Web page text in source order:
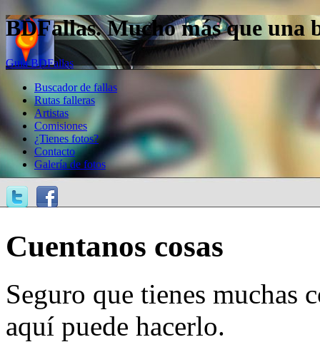
BDFallas. Mucho más que una
Guía BDFallas
Buscador de fallas
Rutas falleras
Artistas
Comisiones
¿Tienes fotos?
Contacto
Galería de fotos
Cuentanos cosas
Seguro que tienes muchas
aquí puede hacerlo.